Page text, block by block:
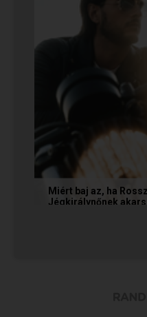
Miért baj az, ha
Jégkirálynőnek
társkereső